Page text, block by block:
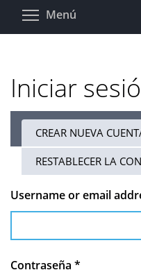
Pasar
Menú
Iniciar
Solapas
principales
CREAR NUEVA
RESTABLECER LA
Username or email
Contraseña *